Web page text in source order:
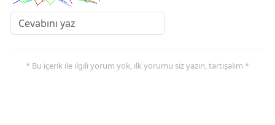
* Bu içerik ile ilgili yorum yok, ilk yorumu siz yazın, tartışalım *